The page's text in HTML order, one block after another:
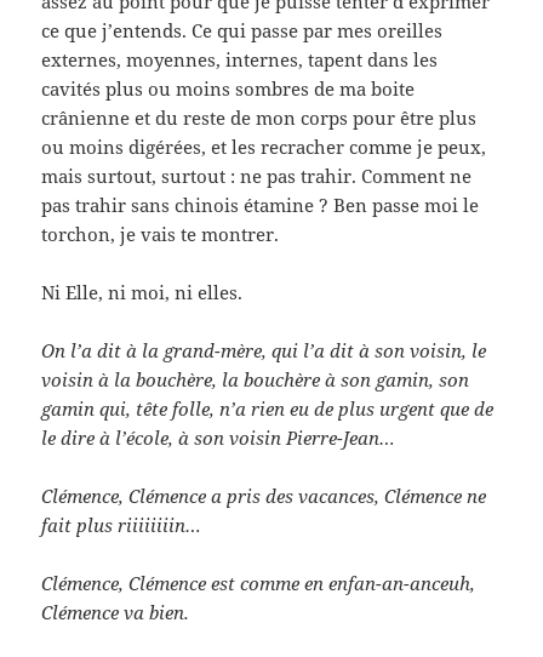
ce que j’entends. Ce qui passe par mes oreilles
externes, moyennes, internes, tapent dans les
cavités plus ou moins sombres de ma boite
crânienne et du reste de mon corps pour être plus
ou moins digérées, et les recracher comme je peux,
mais surtout, surtout : ne pas trahir. Comment ne
pas trahir sans chinois étamine ? Ben passe moi le
torchon, je vais te montrer.
Ni Elle, ni moi, ni elles.
On l’a dit à la grand-mère, qui l’a dit à son voisin, le
voisin à la bouchère, la bouchère à son gamin, son
gamin qui, tête folle, n’a rien eu de plus urgent que de
le dire à l’école, à son voisin Pierre-Jean…
Clémence, Clémence a pris des vacances, Clémence ne
fait plus riiiiiiiin…
Clémence, Clémence est comme en enfan-an-anceuh,
Clémence va bien.